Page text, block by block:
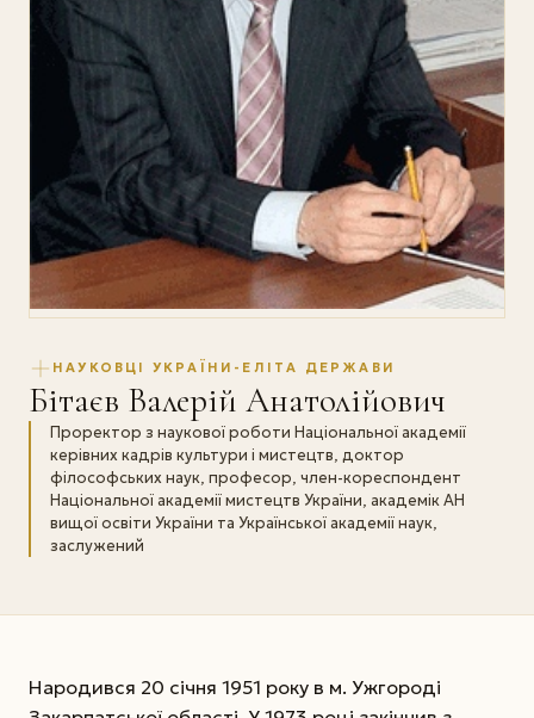
НАУКОВЦІ УКРАЇНИ-ЕЛІТА ДЕРЖАВИ
Бітаєв Валерій Анатолійович
Проректор з наукової роботи Національної академії
керівних кадрів культури і мистецтв, доктор
філософських наук, професор, член-кореспондент
Національної академії мистецтв України, академік АН
вищої освіти України та Української академії наук,
заслужений
Народився 20 січня 1951 року в м. Ужгороді